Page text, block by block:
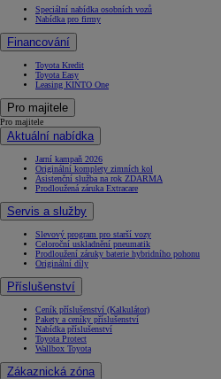
Speciální nabídka osobních vozů
Nabídka pro firmy
Financování
Toyota Kredit
Toyota Easy
Leasing KINTO One
Pro majitele
Pro majitele
Aktuální nabídka
Jarní kampaň 2026
Originální komplety zimních kol
Asistenční služba na rok ZDARMA
Prodloužená záruka Extracare
Servis a služby
Slevový program pro starší vozy
Celoroční uskladnění pneumatik
Prodloužení záruky baterie hybridního pohonu
Originální díly
Příslušenství
Ceník příslušenství (Kalkulátor)
Pakety a ceníky příslušenství
Nabídka příslušenství
Toyota Protect
Wallbox Toyota
Zákaznická zóna